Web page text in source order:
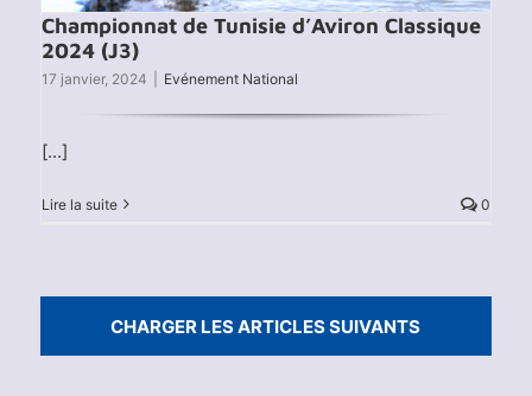
Championnat de Tunisie d’Aviron Classique
2024 (J3)
17 janvier, 2024 Evénement National
[...]
Lire la suite 0
CHARGER LES ARTICLES SUIVANTS